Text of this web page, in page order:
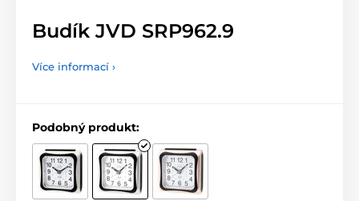
Budík JVD SRP962.9
Více informací ›
Podobný produkt: